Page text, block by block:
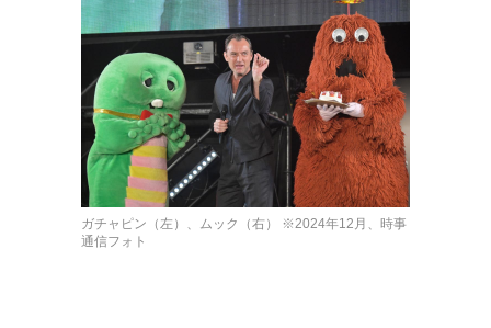
ガチャピン（左）、ムック（右） ※2024年12月、時事
通信フォト